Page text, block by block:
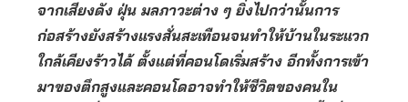
จากเสียงดัง ฝุ่น มลภาวะต่าง ๆ ยิ่งไปกว่านั้นการ
ก่อสร้างยังสร้างแรงสั่นสะเทือนจนทำให้บ้านในระแวก
ใกล้เคียงร้าวได้ ตั้งแต่ที่คอนโดเริ่มสร้าง อีกทั้งการเข้า
มาของตึกสูงและคอนโดอาจทำให้ชีวิตของคนใน